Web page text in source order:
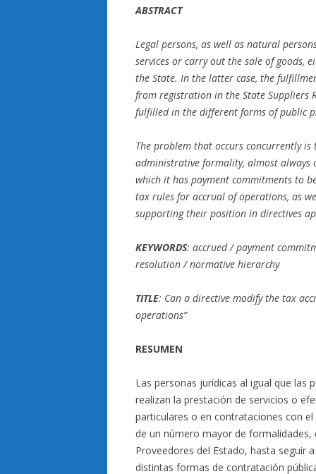
ABSTRACT
Legal persons, as well as natural
services or carry out the sale of goods,
the State. In the latter case, the
from registration in the State Suppliers
fulfilled in the different forms of public
The problem that occurs concurrently
administrative formality, almost always
which it has payment commitments to
tax rules for accrual of operations, as
supporting their position in directives
KEYWORDS: accrued / payment
resolution / normative hierarchy
TITLE: Can a directive modify the tax
operations”
RESUMEN
Las personas jurídicas al igual que las
realizan la prestación de servicios o
particulares o en contrataciones con
de un número mayor de formalidades,
Proveedores del Estado, hasta seguir
distintas formas de contratación